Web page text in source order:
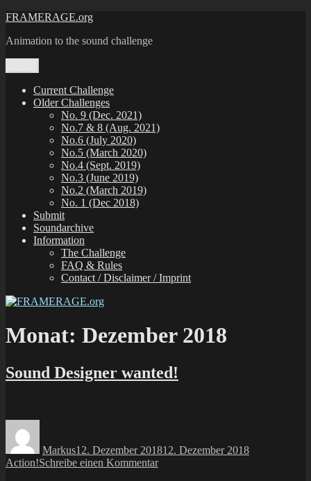
Zum
springen
FRAMERAGE.org
Animation to the sound challenge
Current Challenge
Older Challenges
No. 9 (Dec. 2021)
No.7 & 8 (Aug. 2021)
No.6 (July 2020)
No.5 (March 2020)
No.4 (Sept. 2019)
No.3 (June 2019)
No.2 (March 2019)
No. 1 (Dec 2018)
Submit
Soundarchive
Information
The Challenge
FAQ & Rules
Contact / Disclaimer / Imprint
Monat: Dezember 2018
Sound Designer wanted!
Markus12. Dezember 201812. Dezember 2018
Action!Schreibe einen Kommentarzu